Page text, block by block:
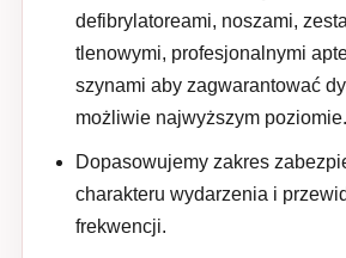
defibrylatoreami, noszami,
tlenowymi, profesjonalnymi
szynami aby zagwarantować
możliwie najwyższym poziomie.
Dopasowujemy zakres
charakteru wydarzenia i
frekwencji.